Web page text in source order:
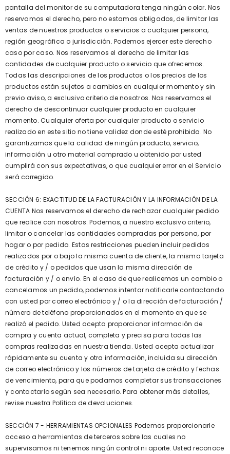
pantalla del monitor de su computadora tenga ningún color. Nos
reservamos el derecho, pero no estamos obligados, de limitar las
ventas de nuestros productos o servicios a cualquier persona,
región geográfica o jurisdicción. Podemos ejercer este derecho
caso por caso. Nos reservamos el derecho de limitar las
cantidades de cualquier producto o servicio que ofrecemos.
Todas las descripciones de los productos o los precios de los
productos están sujetos a cambios en cualquier momento y sin
previo aviso, a exclusivo criterio de nosotros. Nos reservamos el
derecho de descontinuar cualquier producto en cualquier
momento. Cualquier oferta por cualquier producto o servicio
realizado en este sitio no tiene validez donde esté prohibida. No
garantizamos que la calidad de ningún producto, servicio,
información u otro material comprado u obtenido por usted
cumplirá con sus expectativas, o que cualquier error en el Servicio
será corregido.
SECCIÓN 6: EXACTITUD DE LA FACTURACIÓN Y LA INFORMACIÓN DE LA
CUENTA Nos reservamos el derecho de rechazar cualquier pedido
que realice con nosotros. Podemos, a nuestro exclusivo criterio,
limitar o cancelar las cantidades compradas por persona, por
hogar o por pedido. Estas restricciones pueden incluir pedidos
realizados por o bajo la misma cuenta de cliente, la misma tarjeta
de crédito y / o pedidos que usan la misma dirección de
facturación y / o envío. En el caso de que realicemos un cambio o
cancelamos un pedido, podemos intentar notificarle contactando
con usted por correo electrónico y / o la dirección de facturación /
número de teléfono proporcionados en el momento en que se
realizó el pedido. Usted acepta proporcionar información de
compra y cuenta actual, completa y precisa para todas las
compras realizadas en nuestra tienda. Usted acepta actualizar
rápidamente su cuenta y otra información, incluida su dirección
de correo electrónico y los números de tarjeta de crédito y fechas
de vencimiento, para que podamos completar sus transacciones
y contactarlo según sea necesario. Para obtener más detalles,
revise nuestra Política de devoluciones.
SECCIÓN 7 - HERRAMIENTAS OPCIONALES Podemos proporcionarle
acceso a herramientas de terceros sobre las cuales no
supervisamos ni tenemos ningún control ni aporte. Usted reconoce